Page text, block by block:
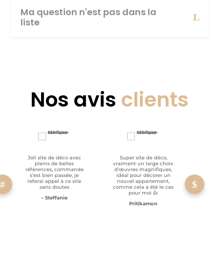
Ma question n'est pas dans la
liste
Nos avis clients
Joli site de déco avec
pleins de belles
références, commande
s’est bien passée, je
referai appel à ce site
sans doutes
– Steffanie
Super site de déco,
vraiment un large choix
d’œuvres magnifiques,
idéal pour décorer un
nouvel appartement,
comme cela a été le cas
pour moi 👍
Pritikamon